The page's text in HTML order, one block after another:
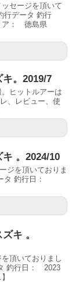
セージを頂いて
行データ 釣行
ア： 徳島県
。2019/7
ヒットルアーは
、レビュー、使
。2024/10
ジを頂いておりま
タ 釣行日：
キ 。
頂いておりまし
釣行日： 2023